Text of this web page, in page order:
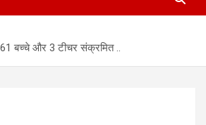
बच्चे और 3 टीचर संक्रमित ..